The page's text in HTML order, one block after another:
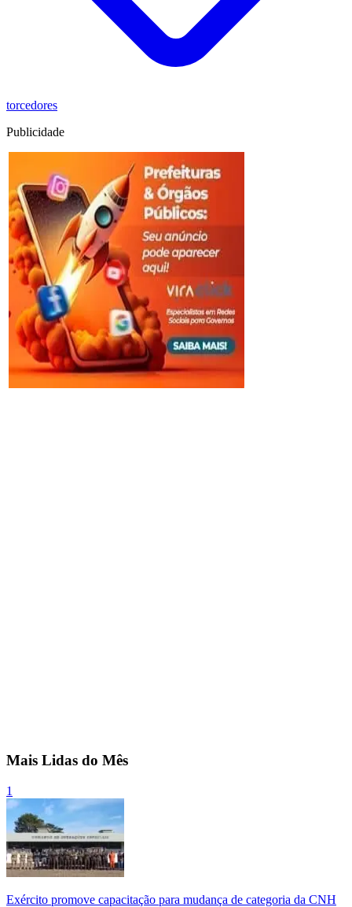
torcedores
Publicidade
Mais Lidas do Mês
1
Exército promove capacitação para mudança de categoria da CNH